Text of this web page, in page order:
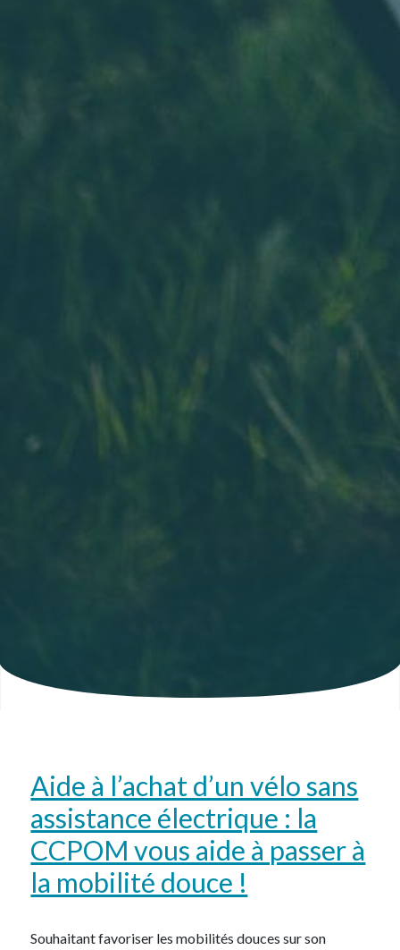
Aide à l’achat d’un vélo sans
assistance électrique : la
CCPOM vous aide à passer à
la mobilité douce !
Souhaitant favoriser les mobilités douces sur son